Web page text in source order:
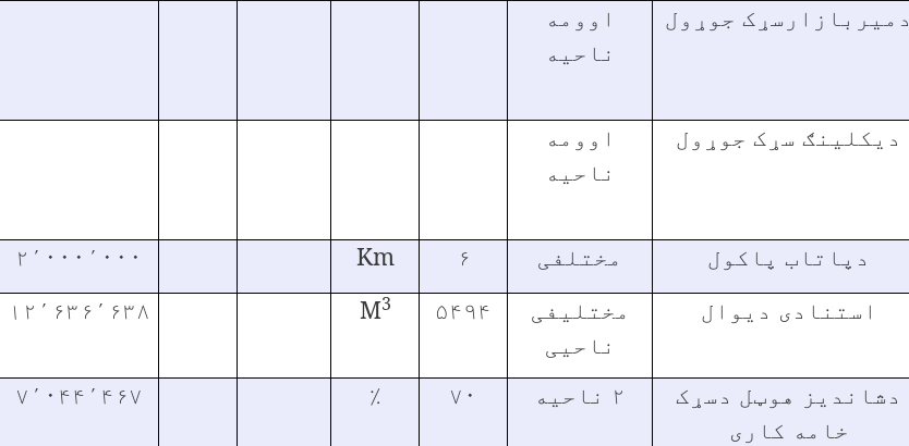
دمیربازارسړک جوړول
اوومه
ناحیه
دیکلینګ سړک جوړول
اوومه
ناحیه
دپاتاب پاکول مختلفی ۶ Km ۲٬۰۰۰٬۰۰۰
استنادی دیوال
مختلیفی
ناحیی
۵۴۹۴ M3 ۱۲٬۶۳۶٬۶۳۸
دشاندیز هوټل دسړک
خامه کاری
۲ ناحیه ۷۰ ٪ ۷٬۰۴۴٬۴۶۷